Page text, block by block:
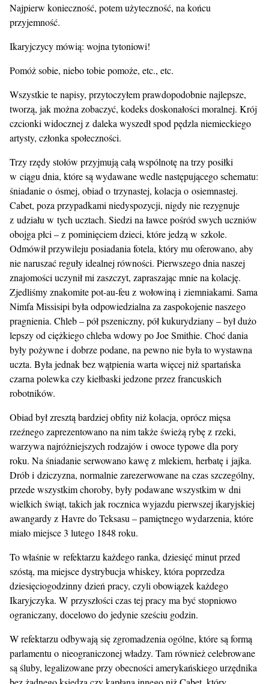
Najpierw konieczność, potem użyteczność, na końcu
przyjemność.
Ikaryjczycy mówią: wojna tytoniowi!
Pomóż sobie, niebo tobie pomoże, etc., etc.
Wszystkie te napisy, przytoczyłem prawdopodobnie najlepsze,
tworzą, jak można zobaczyć, kodeks doskonałości moralnej. Krój
czcionki widocznej z daleka wyszedł spod pędzla niemieckiego
artysty, członka społeczności.
Trzy rzędy stołów przyjmują całą wspólnotę na trzy posiłki
w ciągu dnia, które są wydawane wedle następującego schematu:
śniadanie o ósmej, obiad o trzynastej, kolacja o osiemnastej.
Cabet, poza przypadkami niedyspozycji, nigdy nie rezygnuje
z udziału w tych ucztach. Siedzi na ławce pośród swych uczniów
obojga płci – z pominięciem dzieci, które jedzą w szkole.
Odmówił przywileju posiadania fotela, który mu oferowano, aby
nie naruszać reguły idealnej równości. Pierwszego dnia naszej
znajomości uczynił mi zaszczyt, zapraszając mnie na kolację.
Zjedliśmy znakomite pot-au-feu z wołowiną i ziemniakami. Sama
Nimfa Missisipi była odpowiedzialna za zaspokojenie naszego
pragnienia. Chleb – pół pszeniczny, pół kukurydziany – był dużo
lepszy od ciężkiego chleba wdowy po Joe Smithie. Choć dania
były pożywne i dobrze podane, na pewno nie była to wystawna
uczta. Była jednak bez wątpienia warta więcej niż spartańska
czarna polewka czy kiełbaski jedzone przez francuskich
robotników.
Obiad był zresztą bardziej obfity niż kolacja, oprócz mięsa
rzeźnego zaprezentowano na nim także świeżą rybę z rzeki,
warzywa najróżniejszych rodzajów i owoce typowe dla pory
roku. Na śniadanie serwowano kawę z mlekiem, herbatę i jajka.
Drób i dziczyzna, normalnie zarezerwowane na czas szczególny,
przede wszystkim choroby, były podawane wszystkim w dni
wielkich świąt, takich jak rocznica wyjazdu pierwszej ikaryjskiej
awangardy z Havre do Teksasu – pamiętnego wydarzenia, które
miało miejsce 3 lutego 1848 roku.
To właśnie w refektarzu każdego ranka, dziesięć minut przed
szóstą, ma miejsce dystrybucja whiskey, która poprzedza
dziesięciogodzinny dzień pracy, czyli obowiązek każdego
Ikaryjczyka. W przyszłości czas tej pracy ma być stopniowo
ograniczany, docelowo do jedynie sześciu godzin.
W refektarzu odbywają się zgromadzenia ogólne, które są formą
parlamentu o nieograniczonej władzy. Tam również celebrowane
są śluby, legalizowane przy obecności amerykańskiego urzędnika